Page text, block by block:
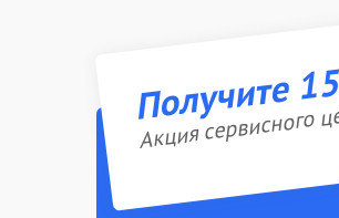
Получите
Акция сервисного